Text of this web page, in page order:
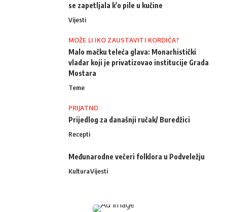
se zapetljala k'o pile u kučine
Vijesti
MOŽE LI IKO ZAUSTAVITI KORDIĆA?
Malo mačku teleća glava: Monarhistički
vladar koji je privatizovao institucije Grada
Mostara
Teme
PRIJATNO
Prijedlog za današnji ručak/ Buredžici
Recepti
Međunarodne večeri folklora u Podveležju
KulturaVijesti